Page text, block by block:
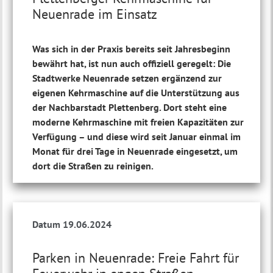
Neuenrade im Einsatz
Was sich in der Praxis bereits seit Jahresbeginn
bewährt hat, ist nun auch offiziell geregelt: Die
Stadtwerke Neuenrade setzen ergänzend zur
eigenen Kehrmaschine auf die Unterstützung aus
der Nachbarstadt Plettenberg. Dort steht eine
moderne Kehrmaschine mit freien Kapazitäten zur
Verfügung – und diese wird seit Januar einmal im
Monat für drei Tage in Neuenrade eingesetzt, um
dort die Straßen zu reinigen.
Parken in Neuenrade: Freie Fahrt für
Datum 19.06.2024